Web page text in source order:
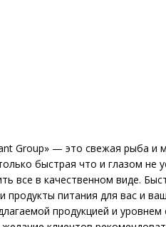
Group» — это свежая рыба и
быстрая что и глазом не
все в качественном виде.
продукты питания для вас и
продукцией и